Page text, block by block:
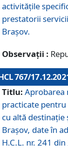
activităţile
prestatorii
Braşov.
Observații :
767/
Titlu: Aprobarea
practicate
cu altă
Braşov, date în
H.C.L. nr. 241